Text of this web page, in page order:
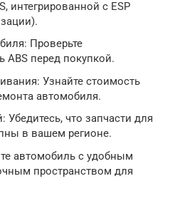
интегрированной с ESP
Проверьте
ABS перед покупкой.
Узнайте стоимость
автомобиля.
Убедитесь, что запчасти для
в вашем регионе.
автомобиль с удобным
пространством для